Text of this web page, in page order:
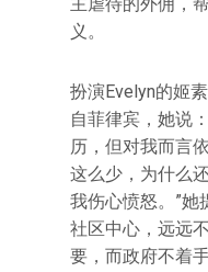
义。
扮演Evelyn的姬
自菲律宾，她说
历，但对我而言
这么少，为什么
我伤心愤怒。”她
社区中心，远远
要，而政府不着